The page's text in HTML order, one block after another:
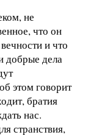
не
что он
и что
добрые дела
этом говорит
братия
нас.
странствия,